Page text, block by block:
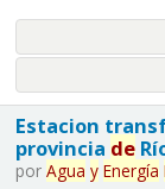
Estacion
provincia de
por Agua y Energía